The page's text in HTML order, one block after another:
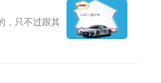
，只不过跟其